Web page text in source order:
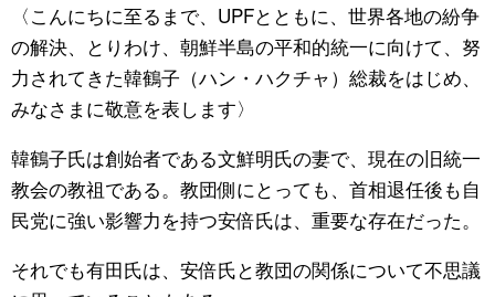
〈こんにちに至るまで、UPFとともに、世界各地の紛争
の解決、とりわけ、朝鮮半島の平和的統一に向けて、努
力されてきた韓鶴子（ハン・ハクチャ）総裁をはじめ、
みなさまに敬意を表します〉
韓鶴子氏は創始者である文鮮明氏の妻で、現在の旧統一
教会の教祖である。教団側にとっても、首相退任後も自
民党に強い影響力を持つ安倍氏は、重要な存在だった。
それでも有田氏は、安倍氏と教団の関係について不思議